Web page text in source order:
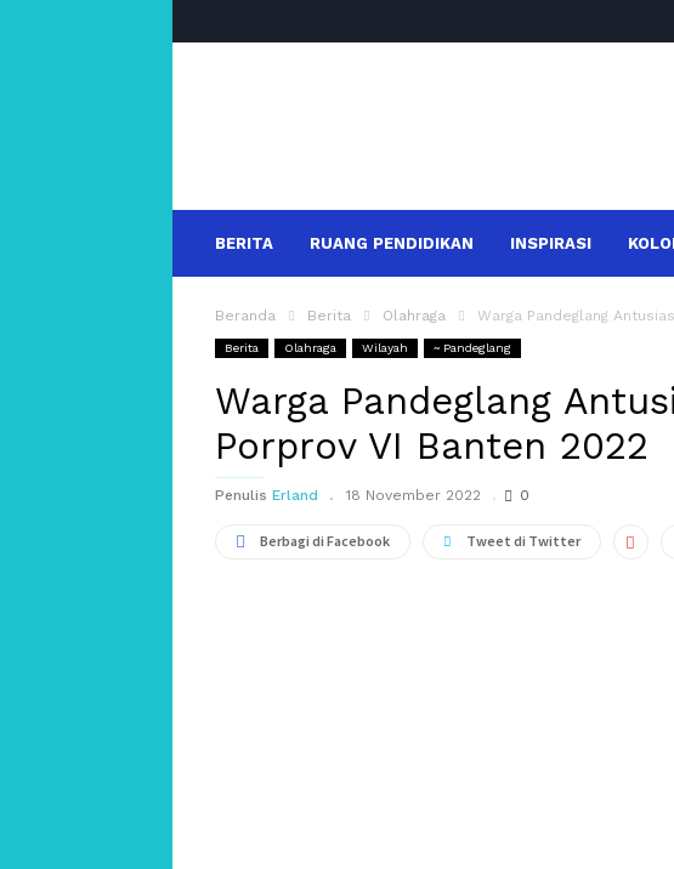
BERITA RUANG PENDIDIKAN INSPIRASI
Beranda Berita Olahraga Warga Pandeglang
Berita Olahraga Wilayah ~ Pandeglang
Warga Pandeglang
Porprov VI Banten 2022
Penulis Erland 18 November 2022 0
Berbagi di Facebook Tweet di Twitter